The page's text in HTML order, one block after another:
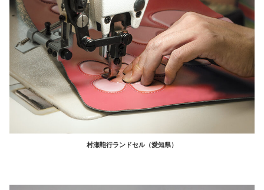
村瀬鞄行ランドセル（愛知県）